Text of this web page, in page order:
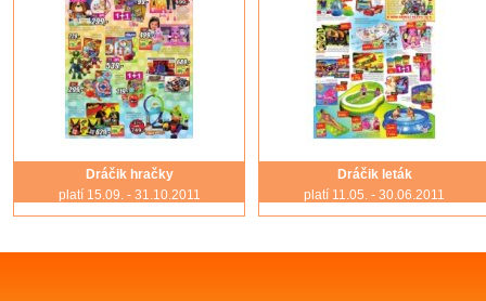
Dráčik hračky
platí 15.09. - 31.10.2011
Dráčik leták
platí 11.05. - 30.06.2011